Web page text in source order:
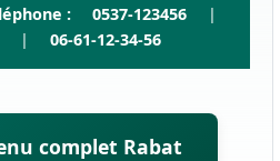
: 0537-123456
|
| 06-61-12-34-56
complet Rabat